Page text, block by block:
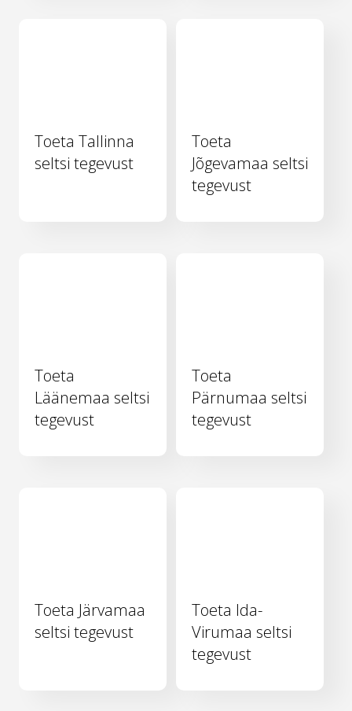
Toeta Tallinna
seltsi tegevust
Toeta
Jõgevamaa seltsi
tegevust
Toeta
Läänemaa seltsi
tegevust
Toeta
Pärnumaa seltsi
tegevust
Toeta Järvamaa
seltsi tegevust
Toeta Ida-
Virumaa seltsi
tegevust